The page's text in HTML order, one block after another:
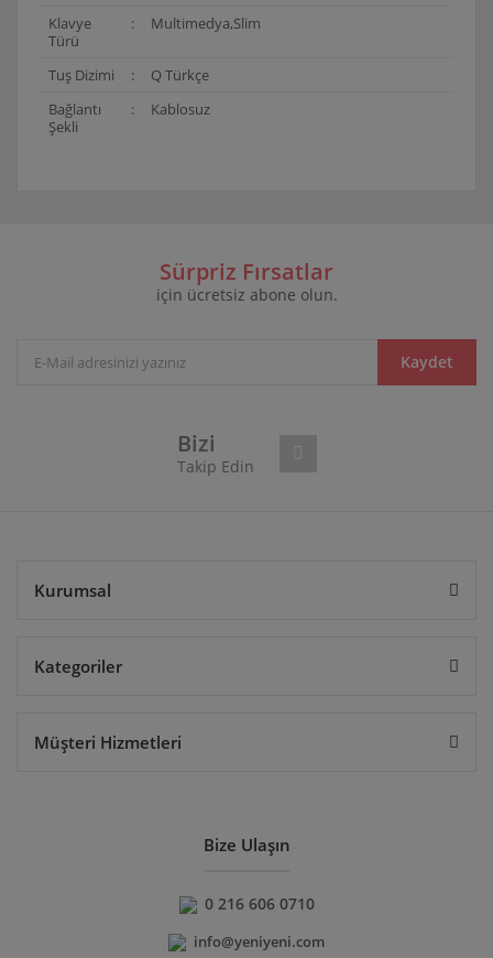
Klavye
Türü
: Multimedya,Slim
Tuş Dizimi :
Q Türkçe
Bağlantı
Şekli
: Kablosuz
Yorum Yaz
Ürün resmi kalitesiz, bozuk veya görüntülenemiyor.
Ürün bilgilerinde hatalar bulunuyor.
Sürpriz Fırsatlar
için ücretsiz abone olun.
Kaydet
Bizi
Takip Edin
Kurumsal
Kategoriler
Müşteri Hizmetleri
Bize Ulaşın
0 216 606 0710
info@yeniyeni.com